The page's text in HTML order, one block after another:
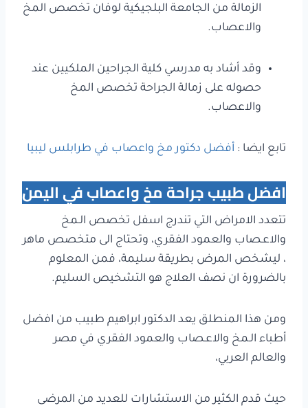
الزمالة من الجامعة البلجيكية لوفان تخصص المخ
والاعصاب.
وقد أشاد به مدرسي كلية الجراحين الملكيين عند
حصوله على زمالة الجراحة تخصص المخ
والاعصاب.
تابع ايضا : أفضل دكتور مخ واعصاب في طرابلس ليبيا
افضل طبيب جراحة مخ واعصاب في اليمن
تتعدد الامراض التي تندرج اسفل تخصص الـمخ
والاعـصاب والعمود الفقري، وتحتاج الى متخصص ماهر
، ليشخص المرض بطريقة سليمة، فمن المعلوم
بالضرورة ان نصف العلاج هو التشخيص السليم.
ومن هذا المنطلق يعد الدكتور ابراهيم طبيب من افضل
أطباء الـمخ والاعـصاب والعمود الفقري في مصر
والعالم العربي،
حيث قدم الكثير من الاستشارات للعديد من المرضى